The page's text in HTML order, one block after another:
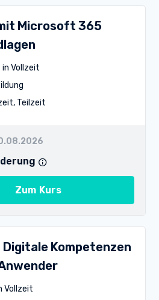
Microsoft 365
in Vollzeit
Teilzeit
Zum Kurs
Kompetenzen
Vollzeit